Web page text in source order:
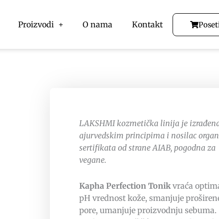
Proizvodi O nama Kontakt
LAKSHMI kozmetička linija je
ajurvedskim principima i nosilac
sertifikata od strane AIAB, pogodna za
vegane.
Kapha Perfection Tonikvraća
pH vrednost kože, smanjuje
pore, umanjuje proizvodnju sebuma.